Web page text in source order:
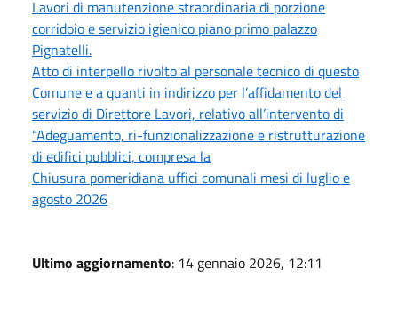
Lavori di manutenzione straordinaria di porzione
corridoio e servizio igienico piano primo palazzo
Pignatelli.
Atto di interpello rivolto al personale tecnico di questo
Comune e a quanti in indirizzo per l’affidamento del
servizio di Direttore Lavori, relativo all’intervento di
“Adeguamento, ri-funzionalizzazione e ristrutturazione
di edifici pubblici, compresa la
Chiusura pomeridiana uffici comunali mesi di luglio e
agosto 2026
Ultimo aggiornamento: 14 gennaio 2026, 12:11